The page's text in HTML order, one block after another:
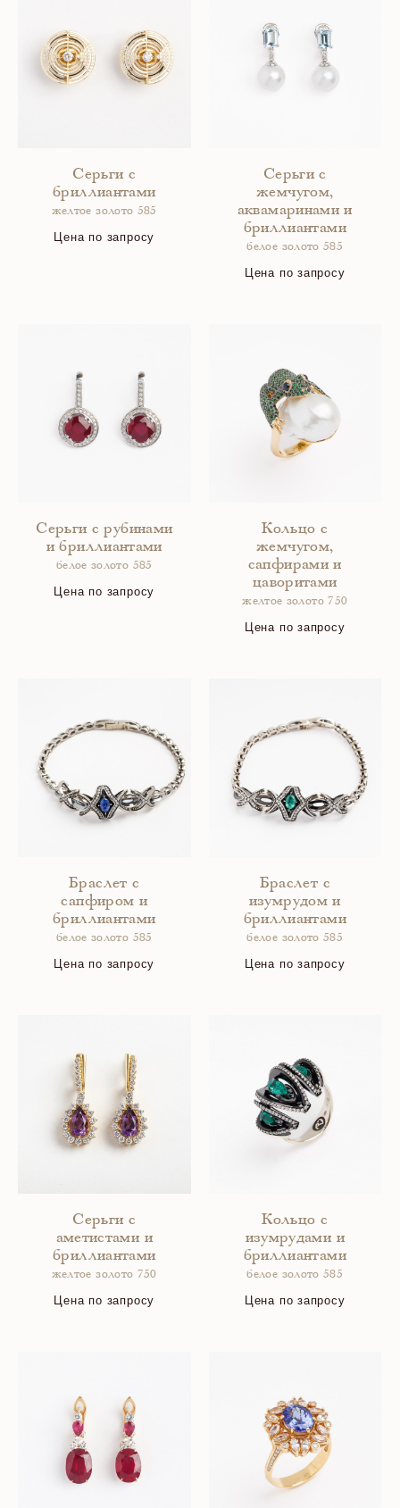
Серьги с
бриллиантами
желтое золото 585
Цена по запросу
Серьги с
жемчугом,
аквамаринами и
бриллиантами
белое золото 585
Цена по запросу
Серьги с рубинами
и бриллиантами
белое золото 585
Цена по запросу
Кольцо с
жемчугом,
сапфирами и
цаворитами
желтое золото 750
Цена по запросу
Браслет с
сапфиром и
бриллиантами
белое золото 585
Цена по запросу
Браслет с
изумрудом и
бриллиантами
белое золото 585
Цена по запросу
Серьги с
аметистами и
бриллиантами
желтое золото 750
Цена по запросу
Кольцо с
изумрудами и
бриллиантами
белое золото 585
Цена по запросу